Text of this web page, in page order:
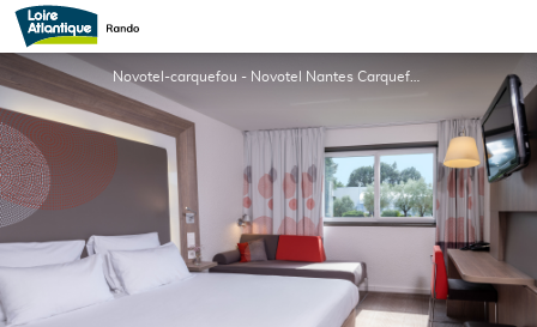
HÔTEL NOVOTEL NANTES CARQUEFOU